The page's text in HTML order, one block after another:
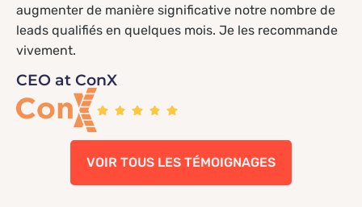
augmenter de manière significative notre nombre de
leads qualifiés en quelques mois. Je les recommande
vivement.
CEO at ConX
VOIR TOUS LES TÉMOIGNAGES